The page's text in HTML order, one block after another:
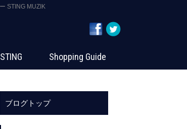
STING MUZIK
Shopping Guide
ブログトップ